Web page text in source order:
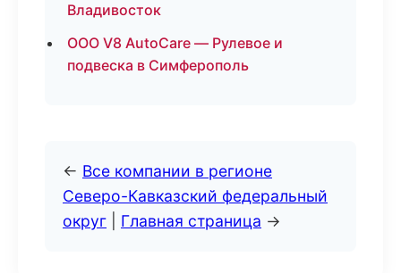
Владивосток
ООО V8 AutoCare — Рулевое и
подвеска в Симферополь
← Все компании в регионе
Северо-Кавказский федеральный
округ
Главная страница →